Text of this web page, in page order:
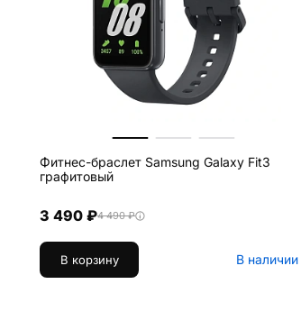
Фитнес-браслет Samsung Galaxy Fit3
графитовый
3 490 ₽4 490 ₽
В корзину В наличии